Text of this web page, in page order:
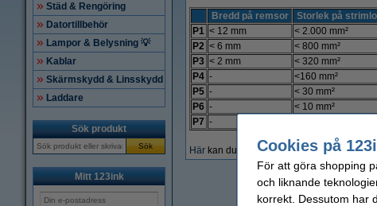
Städ & Rengöring
Datortillbehör
Lampor & Belysning 💡
Kablar
Skärmskydd & Linsskydd
Laddare
Sök produkt
Sök
Mitt 123ink
Bredd på remsor Storlek på
P1 < 12 mm < 2.000 mm²
P2 < 6 mm < 800 mm²
P3 < 2 mm < 320 mm²
P4 - <160 mm²
P5 - < 30 mm²
P6 - < 10 mm²
P7 -
Här kan du läsa på mer om
Cookies på
För att göra shopping
och liknande
korrekt. Dessutom har